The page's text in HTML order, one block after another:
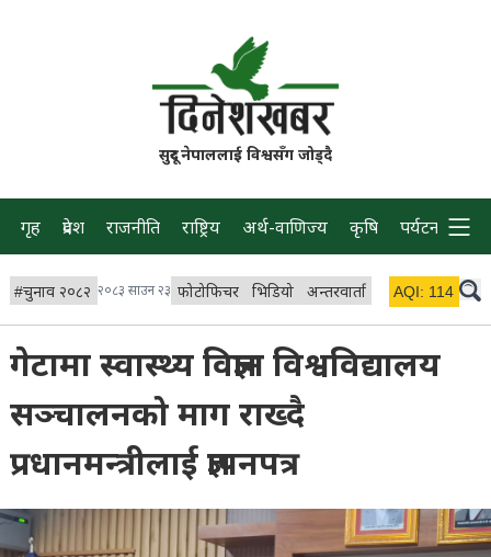
सुदूर नेपाललाई विश्वसँग जोड्दै
गृह प्रदेश राजनीति राष्ट्रिय अर्थ-वाणिज्य कृषि पर्यटन प्रवास
#चुनाव २०८२ २०८३ साउन २३ फोटोफिचर भिडियो अन्तरवार्ता विचार/ब्लग
AQI: 114
गेटामा स्वास्थ्य विज्ञान विश्वविद्यालय
सञ्चालनको माग राख्दै
प्रधानमन्त्रीलाई ज्ञापनपत्र